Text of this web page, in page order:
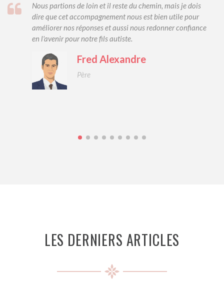
Nous partions de loin et il reste du chemin, mais je dois
dire que cet accompagnement nous est bien utile pour
améliorer nos réponses et aussi nous redonner confiance
en l'avenir pour notre fils autiste.
Fred Alexandre
Père
LES DERNIERS ARTICLES